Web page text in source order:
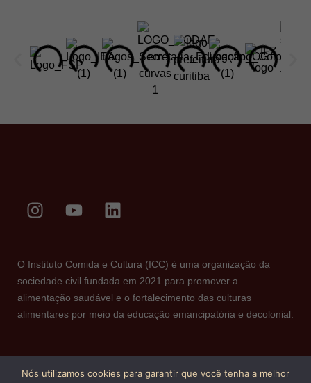
O Instituto Comida e Cultura (ICC) é uma organização da
sociedade civil fundada em 2021 para promover a
alimentação saudável e o fortalecimento das culturas
alimentares por meio da educação emancipatória e decolonial.
Nós utilizamos cookies para garantir que você tenha a melhor